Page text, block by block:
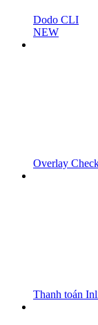
Dodo CLI
NEW
Overlay
Thanh toán